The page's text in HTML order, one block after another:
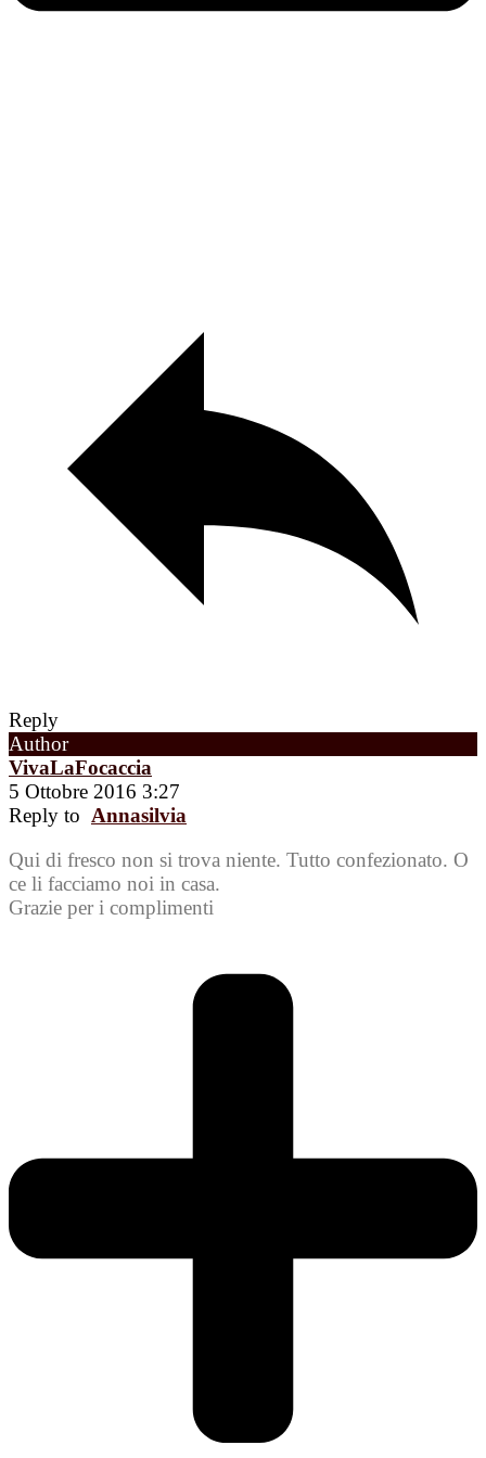
Reply
Author
VivaLaFocaccia
5 Ottobre 2016 3:27
Reply to Annasilvia
Qui di fresco non si trova niente. Tutto confezionato. O
ce li facciamo noi in casa.
Grazie per i complimenti